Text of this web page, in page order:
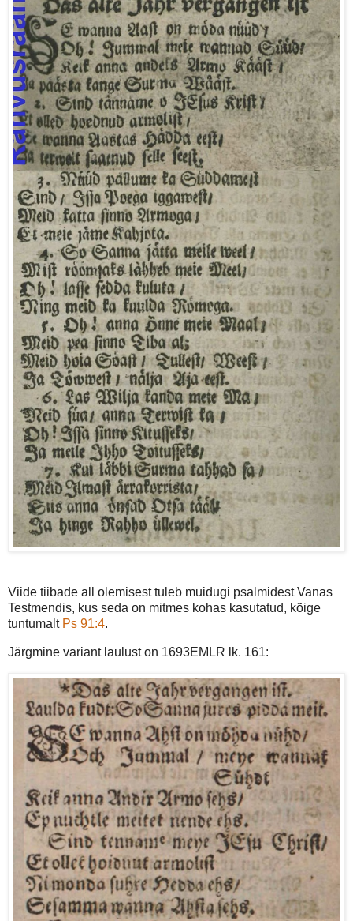
Viide tiibade all olemisest tuleb muidugi psalmidest Vanas
Testmendis, kus seda on mitmes kohas kasutatud, kõige
tuntumalt Ps 91:4.
Järgmine variant laulust on 1693EMLR lk. 161: